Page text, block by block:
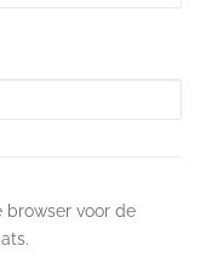
browser voor de